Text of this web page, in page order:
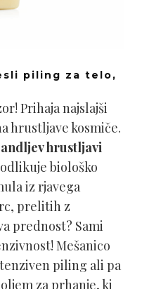
piling za telo,
Prihaja najslajši
hrustljave kosmiče.
hrustljavi
biološko
iz rjavega
prelitih z
prednost? Sami
Mešanico
piling ali pa
za prhanje, ki